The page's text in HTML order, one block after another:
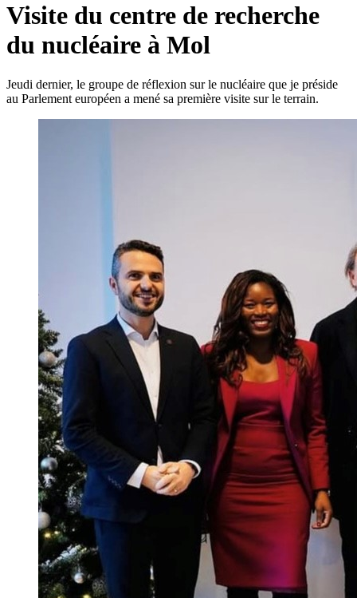
Visite du centre de recherche
du nucléaire à Mol
Jeudi dernier, le groupe de réflexion sur le nucléaire que je préside
au Parlement européen a mené sa première visite sur le terrain.